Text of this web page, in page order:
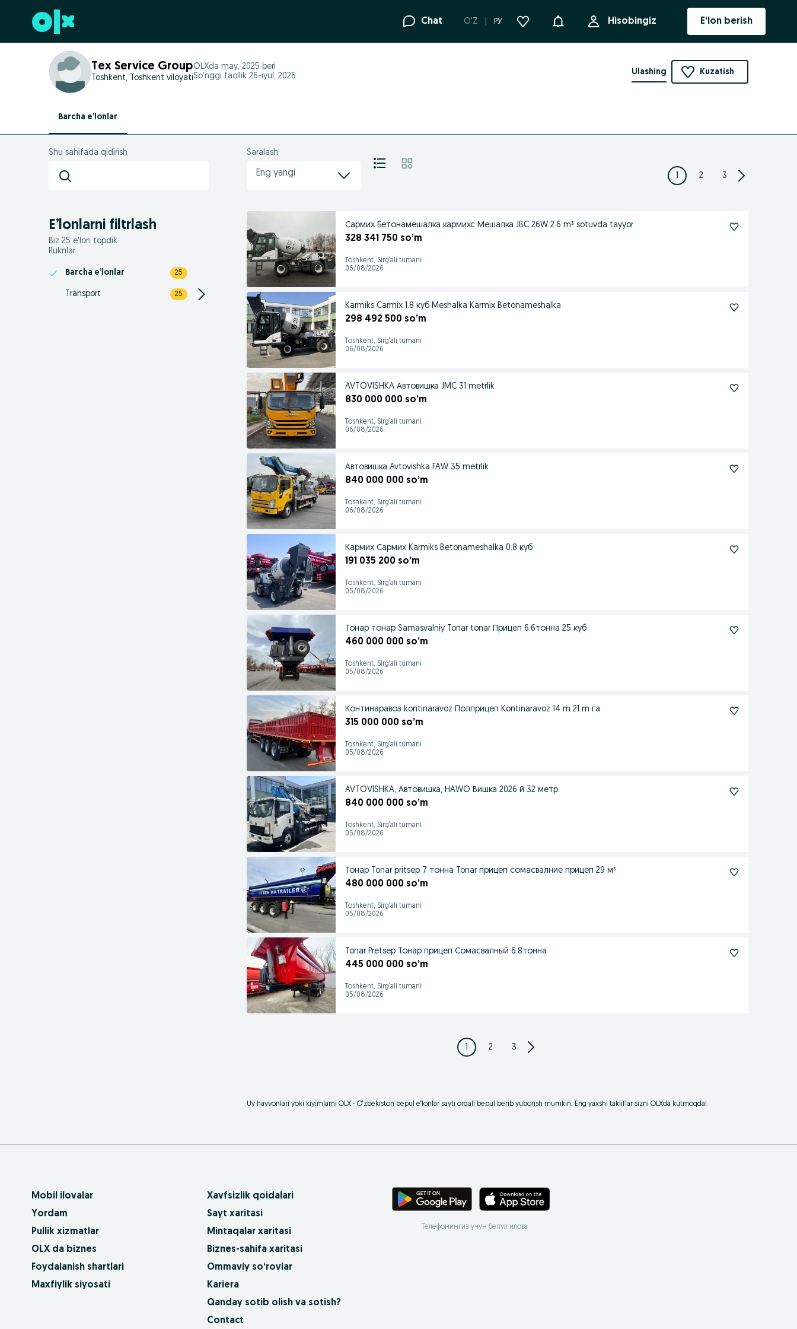
Futerga oʻtish Chat O'Z РУ Bildirishnoma Hisobingiz E‘lon berish
Tex Service Group
Toshkent, Toshkent viloyati
OLXda may, 2025 beri
So'nggi faollik 26-iyul, 2026
Kuzatish
Ulashing
Barcha e’lonlar
Shu sahifada qidirish
E’lonlarni filtrlash
Biz 25 e'lon topdik
Ruknlar
Barcha e’lonlar 25
Transport 25
Saralash
Eng yangi 1 2 3
Сармих Бетонамешалка кармихс Мешалка JBC 26W 2.6 m³ sotuvda tayyor
328 341 750 so’m
Toshkent, Sirg‘ali tumani
06/08/2026
Karmiks Carmix 1.8 куб Meshalka Karmix Betonameshalka
298 492 500 so’m
Toshkent, Sirg‘ali tumani
06/08/2026
AVTOVISHKA Автовишка JMC 31 metrlik
830 000 000 so’m
Toshkent, Sirg‘ali tumani
06/08/2026
Автовишка Avtovishka FAW 35 metrlik
840 000 000 so’m
Toshkent, Sirg‘ali tumani
06/08/2026
Кармих Сармих Karmiks Betonameshalka 0.8 куб
191 035 200 so’m
Toshkent, Sirg‘ali tumani
05/08/2026
Тонар тонар Samasvalniy Tonar tonar Прицеп 6.6тонна 25 куб
460 000 000 so’m
Toshkent, Sirg‘ali tumani
05/08/2026
Континаравоз kontinaravoz Полприцеп Kontinaravoz 14 m 21 m га
315 000 000 so’m
Toshkent, Sirg‘ali tumani
05/08/2026
AVTOVISHKA, Автовишка, HAWO Вишка 2026 й 32 метр
840 000 000 so’m
Toshkent, Sirg‘ali tumani
05/08/2026
Тонар Tonar pritsep 7 тонна Tonar прицеп сомасвалние прицеп 29 м³
480 000 000 so’m
Toshkent, Sirg‘ali tumani
05/08/2026
Tonar Pretsep Тонар прицеп Сомасвалный 6.8тонна
445 000 000 so’m
Toshkent, Sirg‘ali tumani
05/08/2026
1 2 3
Uy hayvonlari yoki kiyimlarni OLX - O‘zbekiston bepul e‘lonlar sayti orqali bepul berib yuborish mumkin. Eng yaxshi takliflar sizni OLXda kutmoqda!
Mobil ilovalar
Yordam
Pullik xizmatlar
OLX da biznes
Foydalanish shartlari
Maxfiylik siyosati
Xavfsizlik qoidalari
Sayt xaritasi
Mintaqalar xaritasi
Biznes-sahifa xaritasi
Ommaviy so‘rovlar
Kariera
Qanday sotib olish va sotish?
Contact
Телефонингиз учун бепул илова